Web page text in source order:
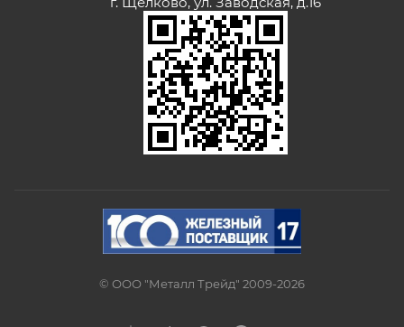
© ООО "Металл Трейд" 2009-2026